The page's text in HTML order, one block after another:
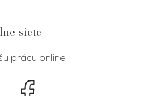
siete
prácu online